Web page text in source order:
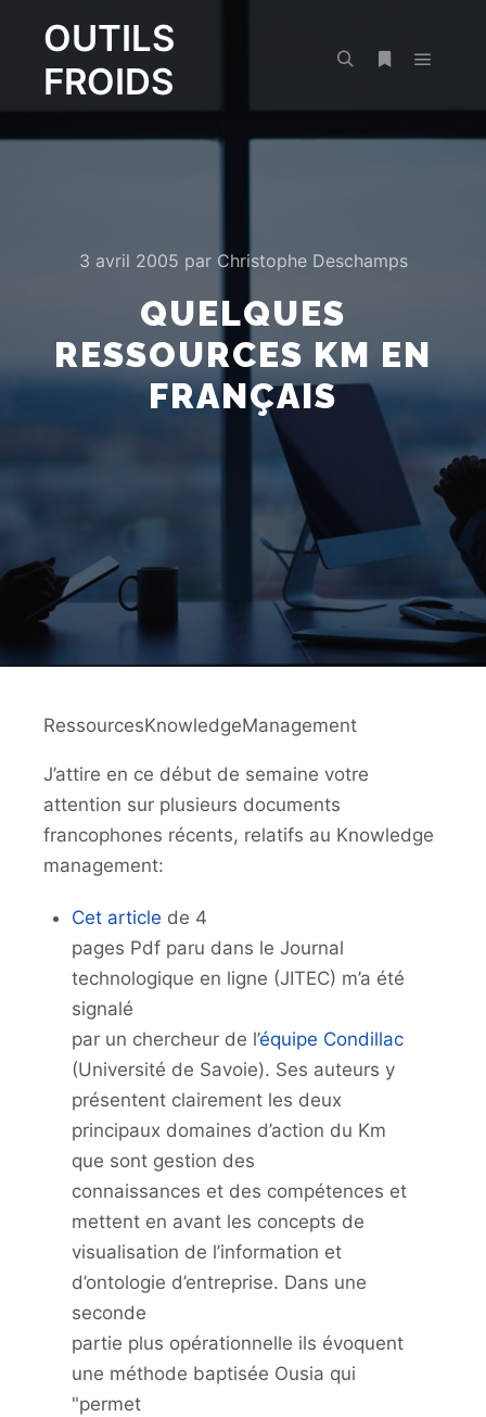
OUTILS
FROIDS
3 avril 2005 par Christophe Deschamps
QUELQUES
RESSOURCES KM EN
FRANÇAIS
RessourcesKnowledgeManagement
J’attire en ce début de semaine votre
attention sur plusieurs documents
francophones récents, relatifs au Knowledge
management:
Cet article de 4
pages Pdf paru dans le Journal
technologique en ligne (JITEC) m’a été
signalé
par un chercheur de l’équipe Condillac
(Université de Savoie). Ses auteurs y
présentent clairement les deux
principaux domaines d’action du Km
que sont gestion des
connaissances et des compétences et
mettent en avant les concepts de
visualisation de l’information et
d’ontologie d’entreprise. Dans une
seconde
partie plus opérationnelle ils évoquent
une méthode baptisée Ousia qui
"permet